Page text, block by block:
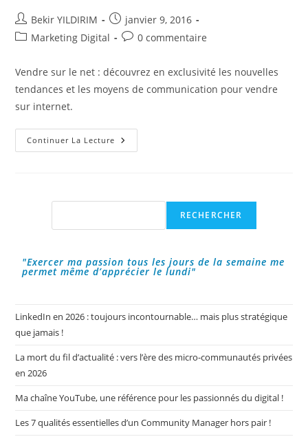
Auteur/autrice
de
Bekir YILDIRIM
Publication
publiée :
janvier 9, 2016
PostMarketing Digital
Commentaires
0 commentaire
Vendre sur le net : découvrez en exclusivité les nouvelles
tendances et les moyens de communication pour vendre
sur internet.
Continuer La Lecture Vendre
Sur
Nouvelles
Rechercher
RECHERCHER
"Exercer ma passion tous les jours de la semaine me
permet même d’apprécier le lundi"
LinkedIn en 2026 : toujours incontournable… mais plus stratégique
que jamais !
La mort du fil d’actualité : vers l’ère des micro-communautés privées
en 2026
Ma chaîne YouTube, une référence pour les passionnés du digital !
Les 7 qualités essentielles d’un Community Manager hors pair !